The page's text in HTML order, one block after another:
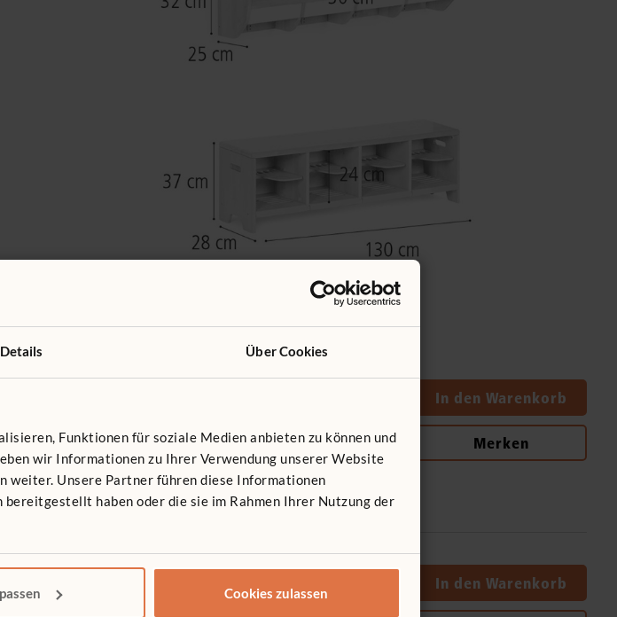
Details Über Cookies
Funktionen für soziale Medien anbieten zu können und
wir Informationen zu Ihrer Verwendung unserer Website
weiter. Unsere Partner führen diese Informationen
haben oder die sie im Rahmen Ihrer Nutzung der
Cookies zulassen
In den Warenkorb
Merken
In den Warenkorb